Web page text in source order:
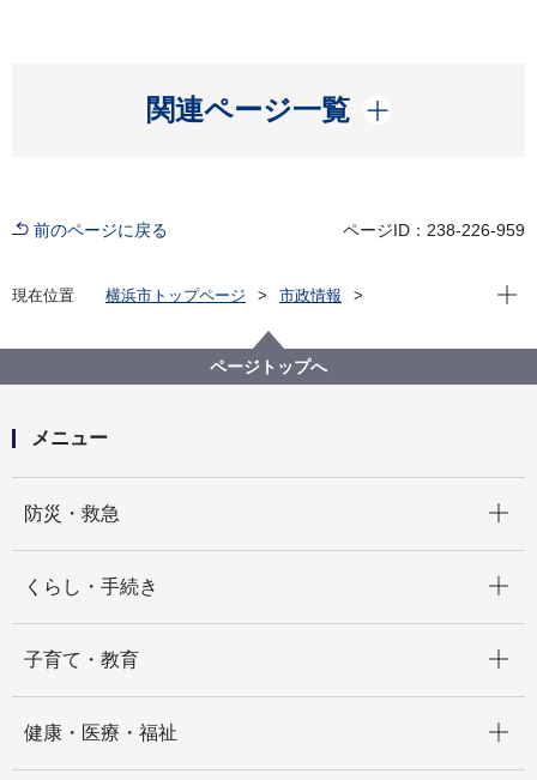
関連ページ一覧
開く
前のページに戻る ページID：238-226-959
現在位置 横浜市トップページ
市政情報
2027国際園芸博覧会推進委員会 令和３年度 定期総会
を開催しました
現在
ページトップへ
メニュー
防災・救急
くらし・手続き
子育て・教育
健康・医療・福祉